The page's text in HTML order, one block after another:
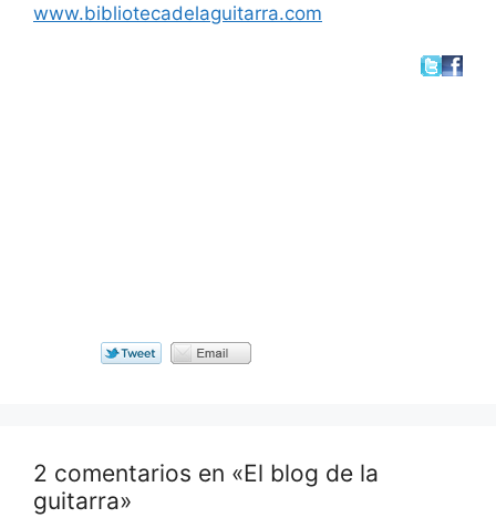
www.bibliotecadelaguitarra.com
2 comentarios en «El blog de la
guitarra»